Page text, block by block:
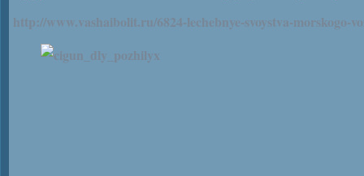
http://www.vashaibolit.ru/6824-lechebnye-svoystva-morskogo-